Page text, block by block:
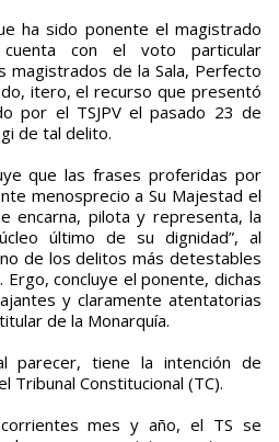
ha sido ponente el magistrado
cuenta con el voto particular
magistrados de la Sala, Perfecto
itero, el recurso que presentó
por el TSJPV el pasado 23 de
de tal delito.
que las frases proferidas por
menosprecio a Su Majestad el
encarna, pilota y representa, la
último de su dignidad”, al
de los delitos más detestables
concluye el ponente, dichas
y claramente atentatorias
de la Monarquía.
parecer, tiene la intención de
Tribunal Constitucional (TC).
mes y año, el TS se